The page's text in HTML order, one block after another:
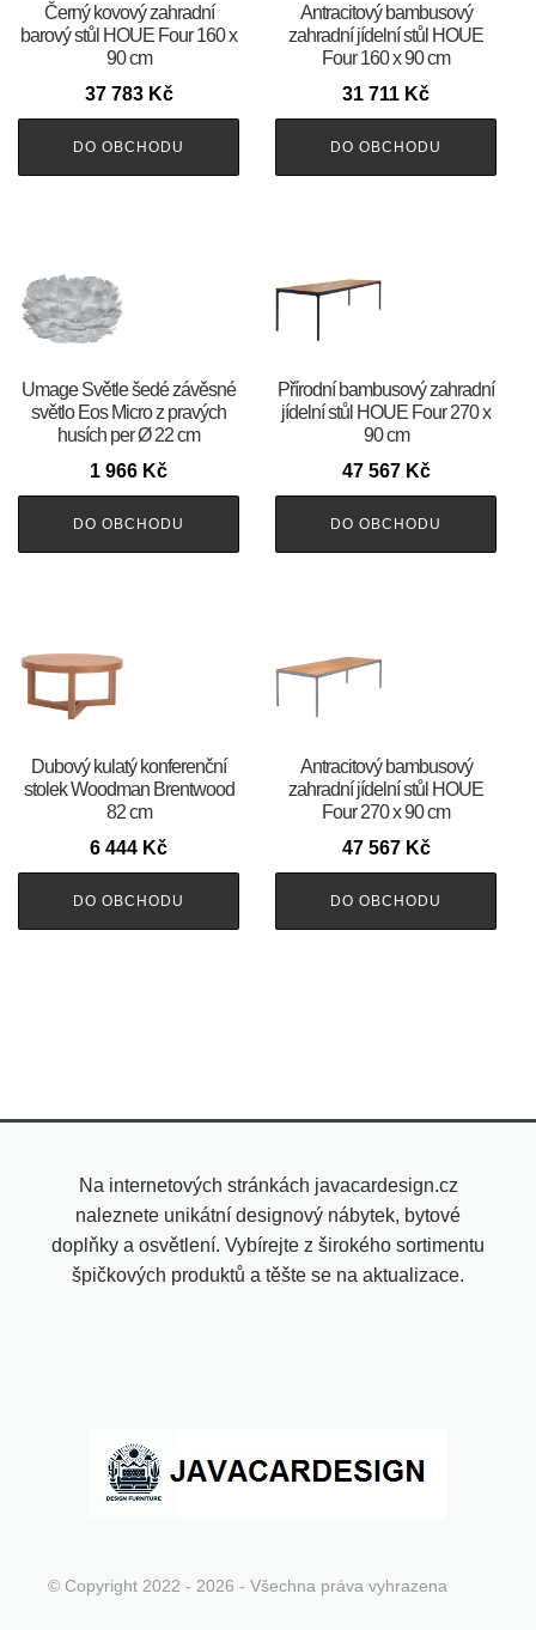
Černý kovový zahradní
barový stůl HOUE Four 160 x
90 cm
37 783 Kč
DO OBCHODU
Antracitový bambusový
zahradní jídelní stůl HOUE
Four 160 x 90 cm
31 711 Kč
DO OBCHODU
Umage Světle šedé závěsné
světlo Eos Micro z pravých
husích per Ø 22 cm
1 966 Kč
DO OBCHODU
Přírodní bambusový zahradní
jídelní stůl HOUE Four 270 x
90 cm
47 567 Kč
DO OBCHODU
Dubový kulatý konferenční
stolek Woodman Brentwood
82 cm
6 444 Kč
DO OBCHODU
Antracitový bambusový
zahradní jídelní stůl HOUE
Four 270 x 90 cm
47 567 Kč
DO OBCHODU
Na internetových stránkách javacardesign.cz
naleznete unikátní designový nábytek, bytové
doplňky a osvětlení. Vybírejte z širokého sortimentu
špičkových produktů a těšte se na aktualizace.
© Copyright 2022 - 2026 - Všechna práva vyhrazena